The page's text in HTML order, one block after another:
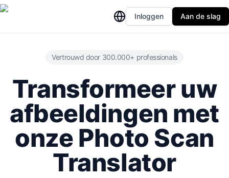
Inloggen Aan de slag
Vertrouwd door 300.000+ professionals
Transformeer uw
afbeeldingen met
onze Photo Scan
Translator